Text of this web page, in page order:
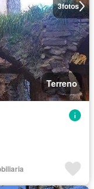
3fotos
Terreno